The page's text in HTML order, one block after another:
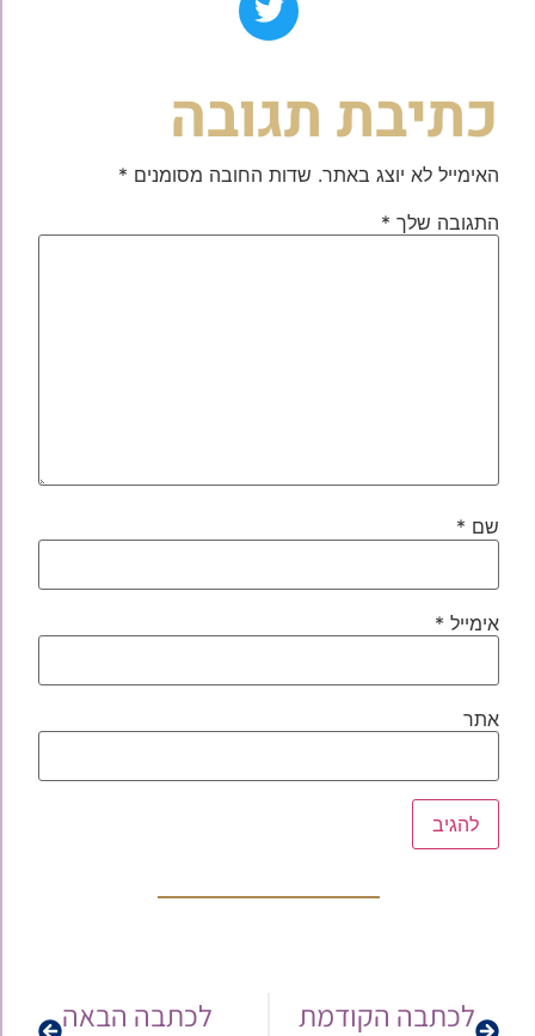
כתיבת תגובה
האימייל לא יוצג באתר. שדות החובה מסומנים *
התגובה שלך *
שם *
אימייל *
אתר
לכתבה הקודמת לכתבה הבאה